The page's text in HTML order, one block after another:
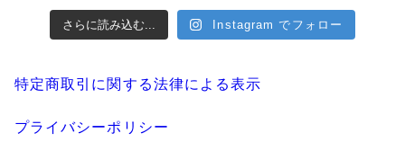
さらに読み込む... Instagram でフォロー
特定商取引に関する法律による表示
プライバシーポリシー